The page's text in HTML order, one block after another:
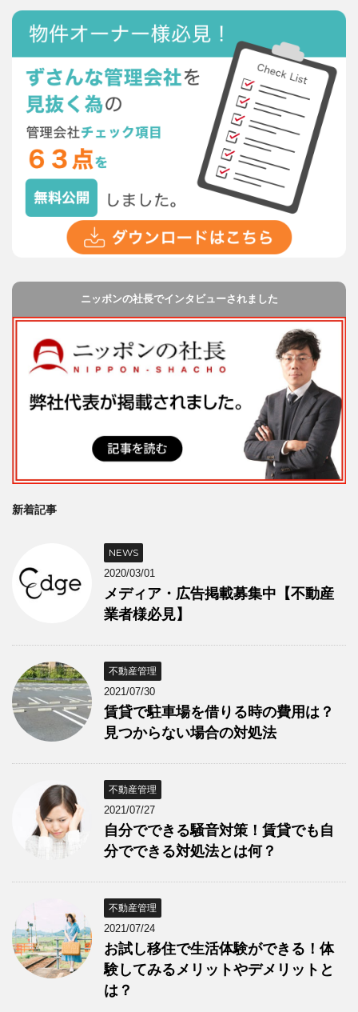
ニッポンの社長でインタビューされました
新着記事
NEWS
2020/03/01
メディア・広告掲載募集中【不動産
業者様必見】
不動産管理
2021/07/30
賃貸で駐車場を借りる時の費用は？
見つからない場合の対処法
不動産管理
2021/07/27
自分でできる騒音対策！賃貸でも自
分でできる対処法とは何？
不動産管理
2021/07/24
お試し移住で生活体験ができる！体
験してみるメリットやデメリットと
は？